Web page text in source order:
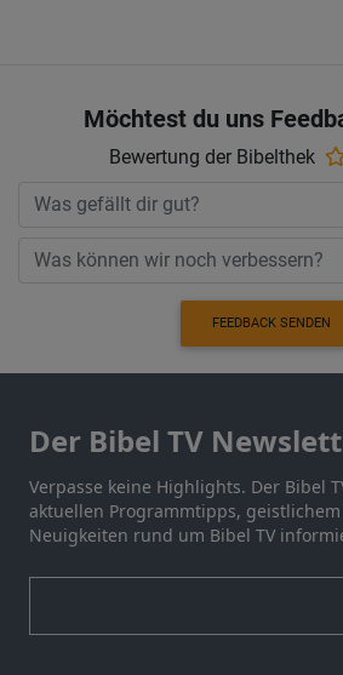
Möchtest du uns
Bewertung der Bibelthek
FEEDBACK SENDEN
Der Bibel TV
Verpasse keine Highlights. Der Bibel
aktuellen Programmtipps,
Neuigkeiten rund um Bibel TV